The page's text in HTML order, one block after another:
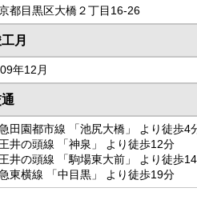
都目黒区大橋２丁目16-26
月
年12月
田園都市線 「池尻大橋」 より徒歩4
井の頭線 「神泉」 より徒歩12分
井の頭線 「駒場東大前」 より徒歩
東横線 「中目黒」 より徒歩19分